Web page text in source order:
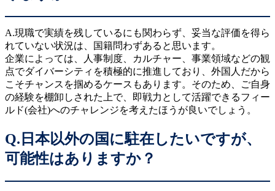
A.現職で実績を残しているにも関わらず、妥当な評価を得ら
れていない状況は、国籍問わずあると思います。
企業によっては、人事制度、カルチャー、事業領域などの観
点でダイバーシティを積極的に推進しており、外国人だから
こそチャンスを掴めるケースもあります。そのため、ご自身
の経験を棚卸しされた上で、即戦力として活躍できるフィー
ルド(会社)へのチャレンジを考えたほうが良いでしょう。
Q.日本以外の国に駐在したいですが、
可能性はありますか？